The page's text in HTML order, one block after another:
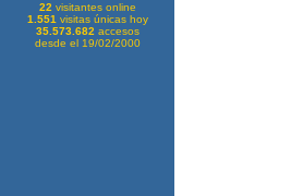
22 visitantes online
1.551 visitas únicas hoy
35.573.682 accesos
desde el 19/02/2000